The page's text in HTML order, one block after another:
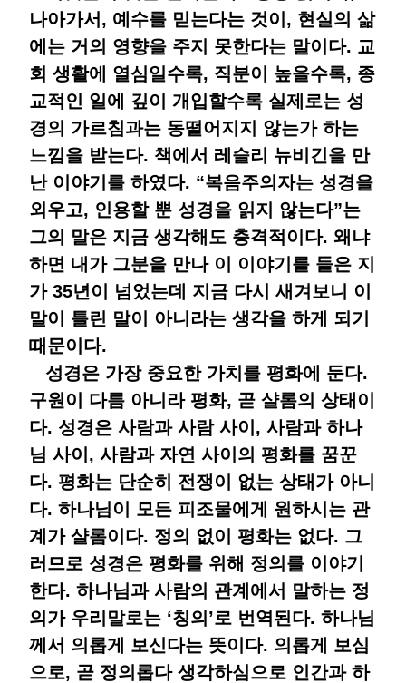
나아가서, 예수를 믿는다는 것이, 현실의 삶
에는 거의 영향을 주지 못한다는 말이다. 교
회 생활에 열심일수록, 직분이 높을수록, 종
교적인 일에 깊이 개입할수록 실제로는 성
경의 가르침과는 동떨어지지 않는가 하는
느낌을 받는다. 책에서 레슬리 뉴비긴을 만
난 이야기를 하였다. “복음주의자는 성경을
외우고, 인용할 뿐 성경을 읽지 않는다”는
그의 말은 지금 생각해도 충격적이다. 왜냐
하면 내가 그분을 만나 이 이야기를 들은 지
가 35년이 넘었는데 지금 다시 새겨보니 이
말이 틀린 말이 아니라는 생각을 하게 되기
때문이다.
성경은 가장 중요한 가치를 평화에 둔다.
구원이 다름 아니라 평화, 곧 샬롬의 상태이
다. 성경은 사람과 사람 사이, 사람과 하나
님 사이, 사람과 자연 사이의 평화를 꿈꾼
다. 평화는 단순히 전쟁이 없는 상태가 아니
다. 하나님이 모든 피조물에게 원하시는 관
계가 샬롬이다. 정의 없이 평화는 없다. 그
러므로 성경은 평화를 위해 정의를 이야기
한다. 하나님과 사람의 관계에서 말하는 정
의가 우리말로는 ‘칭의’로 번역된다. 하나님
께서 의롭게 보신다는 뜻이다. 의롭게 보심
으로, 곧 정의롭다 생각하심으로 인간과 하